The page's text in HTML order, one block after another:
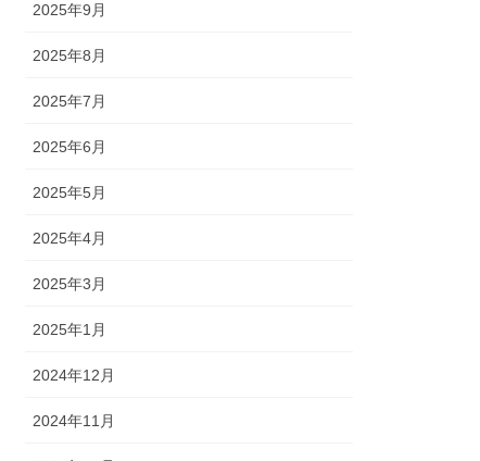
2025年9月
2025年8月
2025年7月
2025年6月
2025年5月
2025年4月
2025年3月
2025年1月
2024年12月
2024年11月